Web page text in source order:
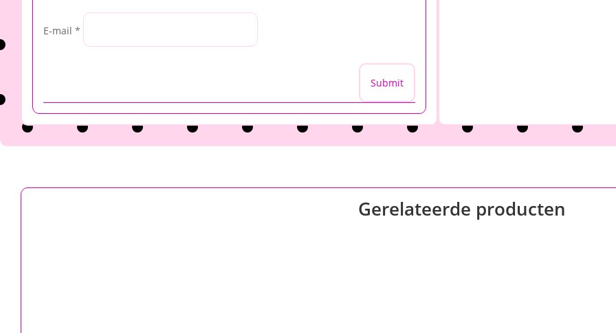
E-mail *
Submit
Gerelateerde producten